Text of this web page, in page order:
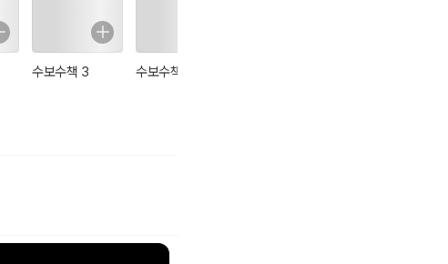
수보수책 3 수보수책 2